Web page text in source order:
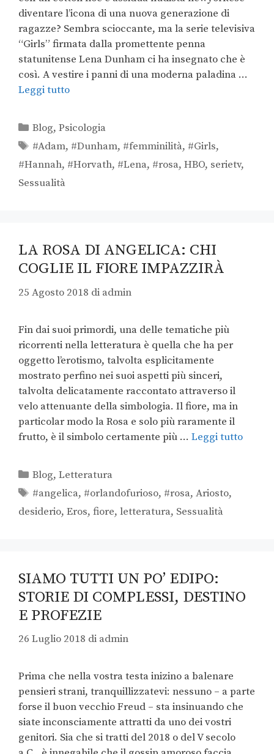
diventare l’icona di una nuova generazione di
ragazze? Sembra scioccante, ma la serie televisiva
“Girls” firmata dalla promettente penna
statunitense Lena Dunham ci ha insegnato che è
così. A vestire i panni di una moderna paladina …
Leggi tutto
Blog,Psicologia
#Adam, #Dunham, #femminilità, #Girls,
#Hannah, #Horvath, #Lena, #rosa, HBO, serietv,
Sessualità
LA ROSA DI ANGELICA: CHI
COGLIE IL FIORE IMPAZZIRÀ
25 Agosto 2018 di admin
Fin dai suoi primordi, una delle tematiche più
ricorrenti nella letteratura è quella che ha per
oggetto l’erotismo, talvolta esplicitamente
mostrato perfino nei suoi aspetti più sinceri,
talvolta delicatamente raccontato attraverso il
velo attenuante della simbologia. Il fiore, ma in
particolar modo la Rosa e solo più raramente il
frutto, è il simbolo certamente più … Leggi tutto
Blog,Letteratura
#angelica, #orlandofurioso, #rosa,Ariosto,
desiderio, Eros, fiore, letteratura, Sessualità
SIAMO TUTTI UN PO’ EDIPO:
STORIE DI COMPLESSI, DESTINO
E PROFEZIE
26 Luglio 2018 di admin
Prima che nella vostra testa inizino a balenare
pensieri strani, tranquillizzatevi: nessuno – a parte
forse il buon vecchio Freud – sta insinuando che
siate inconsciamente attratti da uno dei vostri
genitori. Sia che si tratti del 2018 o del V secolo